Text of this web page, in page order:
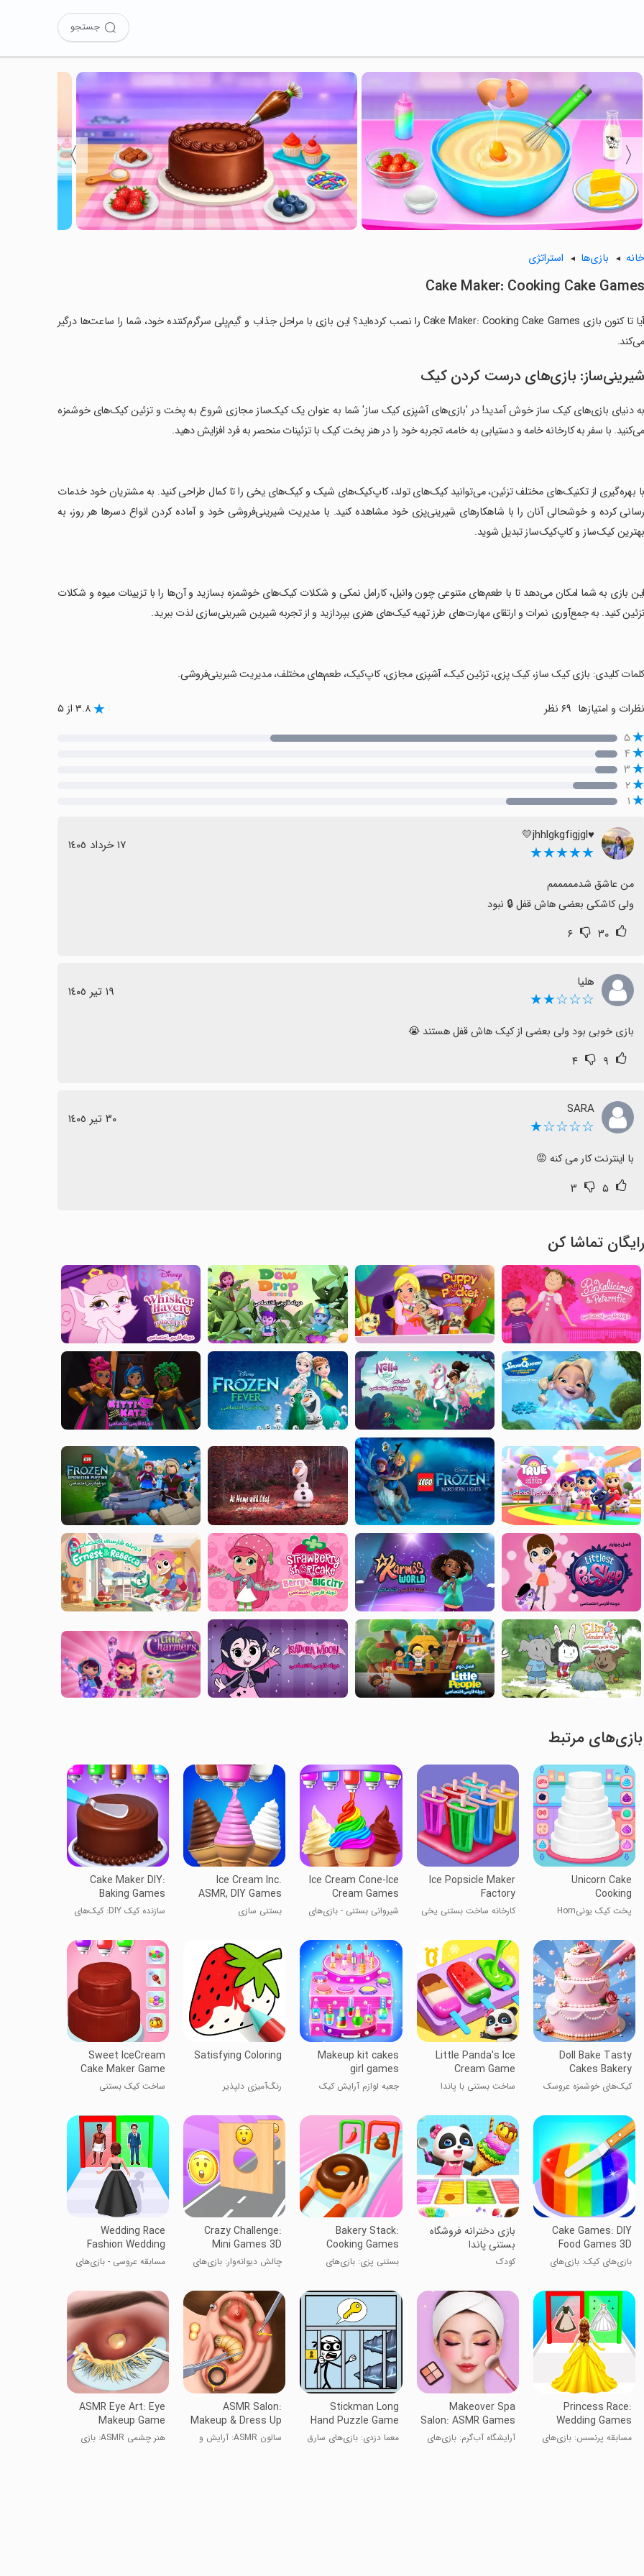
جستجو
〈
〉
خانه بازی‌ها استراتژی
Cake Maker: Cooking Cake Games
آیا تا کنون بازی Cake Maker: Cooking Cake Games را نصب کرده‌اید؟ این بازی با مراحل جذاب و گیم‌پلی سرگرم‌کننده خود، شما را ساعت‌ها درگیر
می‌کند.
شیرینی‌ساز: بازی‌های درست کردن کیک
به دنیای بازی‌های کیک ساز خوش آمدید! در 'بازی‌های آشپزی کیک ساز' شما به عنوان یک کیک‌ساز مجازی شروع به پخت و تزئین کیک‌های خوشمزه
می‌کنید. با سفر به کارخانه خامه و دستیابی به خامه، تجربه خود را در هنر پخت کیک با تزئینات منحصر به فرد افزایش دهید.
‏با بهره‌گیری از تکنیک‌های مختلف تزئین، می‌توانید کیک‌های تولد، کاپ‌کیک‌های شیک و کیک‌های یخی را تا کمال طراحی کنید. به مشتریان خود خدمات
رسانی کرده و خوشحالی آنان را با شاهکارهای شیرینی‌پزی خود مشاهده کنید. با مدیریت شیرینی‌فروشی خود و آماده کردن انواع دسرها هر روز، به
بهترین کیک‌ساز و کاپ‌کیک‌ساز تبدیل شوید.
‏این بازی به شما امکان می‌دهد تا با طعم‌های متنوعی چون وانیل، کارامل نمکی و شکلات کیک‌های خوشمزه بسازید و آن‌ها را با تزیینات میوه و شکلات
تزئین کنید. به جمع‌آوری نمرات و ارتقای مهارت‌های طرز تهیه کیک‌های هنری بپردازید و از تجربه شیرین شیرینی‌سازی لذت ببرید.
‏کلمات کلیدی: بازی کیک ساز، کیک پزی، تزئین کیک، آشپزی مجازی، کاپ‌کیک، طعم‌های مختلف، مدیریت شیرینی‌فروشی.
نظرات و امتیازها ۳.۸ از ۵
۵
۴
۳
۲
۱
♥️jhhlgkgfigjgl💛
★★★★★ ١٧ خرداد ١٤٠٥
ولی کاشکی بعضی هاش قفل 🔒 نبود
۳۰ ۶
هلیا
☆☆☆★★ ١٩ تیر ١٤٠٥
بازی خوبی بود ولی بعضی از کیک هاش قفل هستند 😭
۹ ۴
SARA
☆☆☆☆★ ٣٠ تیر ١٤٠٥
با اینترنت کار می کنه 😡
۵ ۳
رایگان تماشا کن
بازی‌های مرتبط
Unicorn Cake
Cooking
پخت کیک یونیHorn
Ice Popsicle Maker
Factory
کارخانه ساخت بستنی یخی
Ice Cream Cone-Ice
Cream Games
شیروانی بستنی - بازی‌های
Ice Cream Inc.
ASMR, DIY Games
بستنی سازی
Cake Maker DIY:
Baking Games
سازنده کیک DIY: کیک‌های
Doll Bake Tasty
Cakes Bakery
کیک‌های خوشمزه عروسک
Little Panda's Ice
Cream Game
ساخت بستنی با پاندا
Makeup kit cakes
girl games
جعبه لوازم آرایش کیک
Satisfying Coloring
رنگ‌آمیزی دلپذیر
Sweet IceCream
Cake Maker Game
ساخت کیک بستنی
Cake Games: DIY
Food Games 3D
بازی‌های کیک: بازی‌های
بازی دخترانه فروشگاه
بستنی پاندا
کودک
Bakery Stack:
Cooking Games
بستنی پزی: بازی‌های
Crazy Challenge:
Mini Games 3D
چالش دیوانه‌وار: بازی‌های
Wedding Race
Fashion Wedding
مسابقه عروسی - بازی‌های
Princess Race:
Wedding Games
مسابقه پرنسس: بازی‌های
Makeover Spa
Salon: ASMR Games
آرایشگاه آب‌گرم: بازی‌های
Stickman Long
Hand Puzzle Game
معما دزدی: بازی‌های سارق
ASMR Salon:
Makeup & Dress Up
سالون ASMR: آرایش و
ASMR Eye Art: Eye
Makeup Game
هنر چشمی ASMR: بازی